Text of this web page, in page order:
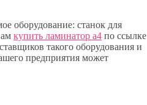
оборудование: станок для
купить ламинатор а4 по ссылке
такого оборудования и
предприятия может